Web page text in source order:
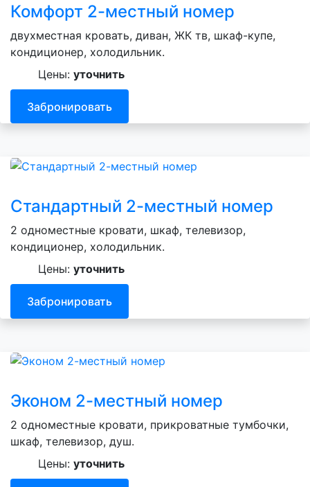
Комфорт 2-местный номер
двухместная кровать, диван, ЖК тв, шкаф-купе,
кондиционер, холодильник.
Цены: уточнить
Забронировать
Стандартный 2-местный номер
2 одноместные кровати, шкаф, телевизор,
кондиционер, холодильник.
Цены: уточнить
Забронировать
Эконом 2-местный номер
2 одноместные кровати, прикроватные тумбочки,
шкаф, телевизор, душ.
Цены: уточнить